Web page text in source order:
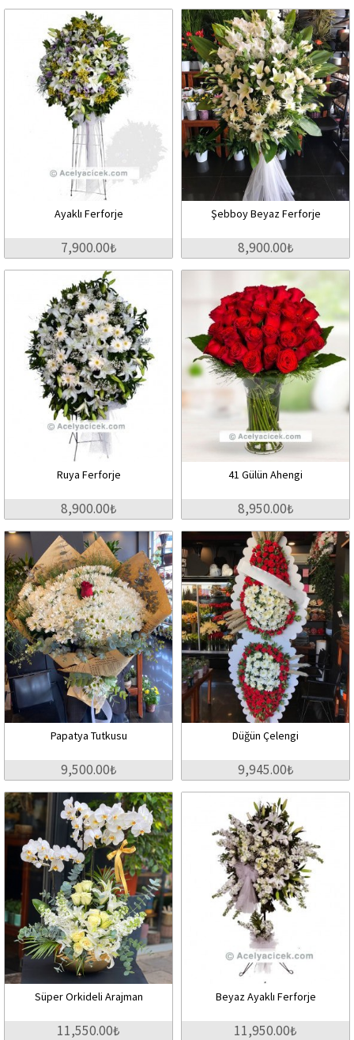
Ayaklı Ferforje
7,900.00₺
Şebboy Beyaz Ferforje
8,900.00₺
Ruya Ferforje
8,900.00₺
41 Gülün Ahengi
8,950.00₺
Papatya Tutkusu
9,500.00₺
Düğün Çelengi
9,945.00₺
Süper Orkideli Arajman
11,550.00₺
Beyaz Ayaklı Ferforje
11,950.00₺